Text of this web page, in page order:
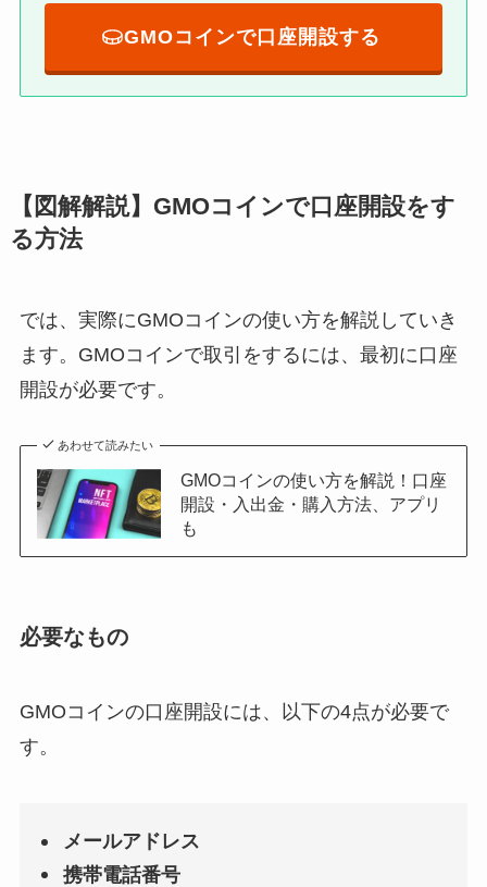
GMOコインで口座開設する
【図解解説】GMOコインで口座開設をす
る方法
では、実際にGMOコインの使い方を解説していき
ます。GMOコインで取引をするには、最初に口座
開設が必要です。
あわせて読みたい
GMOコインの使い方を解説！口座
開設・入出金・購入方法、アプリ
も
必要なもの
GMOコインの口座開設には、以下の4点が必要で
す。
メールアドレス
携帯電話番号